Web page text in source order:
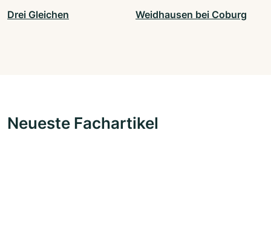
Drei Gleichen Weidhausen bei Coburg
Neueste Fachartikel